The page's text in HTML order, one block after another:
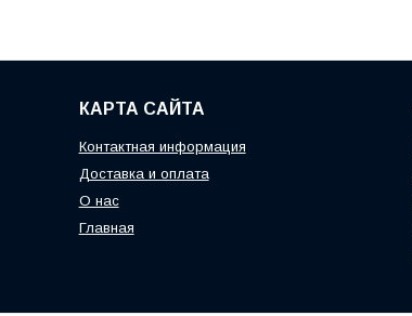
КАРТА САЙТА
Контактная информация
Доставка и оплата
О нас
Главная